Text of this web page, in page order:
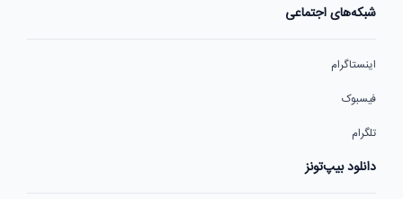
شبکه‌های اجتماعی
اینستاگرام
فیسبوک
تلگرام
دانلود بیپ‌تونز